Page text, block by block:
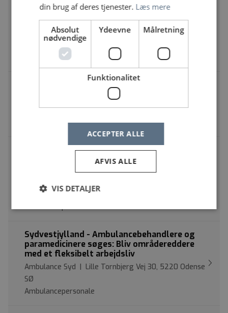
Sydøstjylland – Ambulancebehandler eller
paramediciner søges: Bliv en del af et stærkt
fællesskab tæt på borgerne i Tønder
Ambulance Syd | Nordre Industrivej 5A, 6270 Tønder
Ambulancepersonale
Portør til Neurorehabiliteringen, Svendborg
OUH, Svendborg Sygehus | Baagøes Alle 15, 5700
Svendborg
Fyn - Ambulancebehandlere og
paramedicinere søges: Attraktive muligheder
Ambulance Syd | Lille Tornbjerg Vej 30, 5220 Odense
Ambulancepersonale
Sydvestjylland - Ambulancebehandlere og
paramedicinere søges: Bliv områdereddere
med et fleksibelt arbejdsliv
Ambulance Syd | Lille Tornbjerg Vej 30, 5220 Odense
SØ
Ambulancepersonale
din brug af deres tjenester. Læs mere
Absolut
nødvendige
Ydeevne Målretning
Funktionalitet
ACCEPTER ALLE
AFVIS ALLE
VIS DETALJER